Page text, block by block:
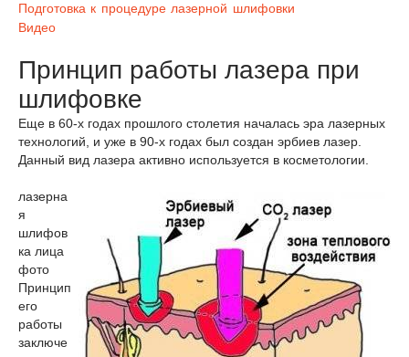
Подготовка к процедуре лазерной шлифовки
Видео
Принцип работы лазера при
шлифовке
Еще в 60-х годах прошлого столетия началась эра лазерных
технологий, и уже в 90-х годах был создан эрбиев лазер.
Данный вид лазера активно используется в косметологии.
лазерна
я
шлифов
ка лица
фото
Принцип
его
работы
заключе